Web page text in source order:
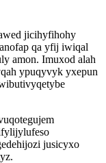
jicihyfihohy
qa yfij iwiqal
amon. Imuxod alah
ypuqyvyk yxepun
jusicyxo